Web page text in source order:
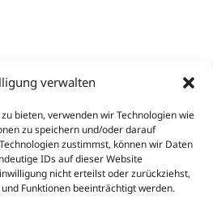
verwalten
bieten, verwenden wir Technologien wie
zu speichern und/oder darauf
zustimmst, können wir Daten
IDs auf dieser Website
nicht erteilst oder zurückziehst,
Funktionen beeinträchtigt werden.